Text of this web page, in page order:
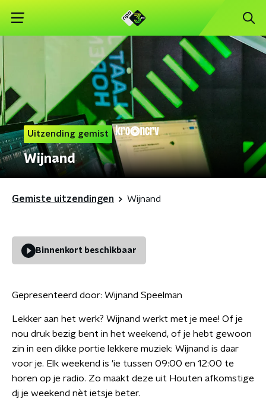
Uitzending gemist
Wijnand
Gemiste uitzendingen Wijnand
Binnenkort beschikbaar
Gepresenteerd door: Wijnand Speelman
Lekker aan het werk? Wijnand werkt met je mee! Of je
nou druk bezig bent in het weekend, of je hebt gewoon
zin in een dikke portie lekkere muziek: Wijnand is daar
voor je. Elk weekend is 'ie tussen 09:00 en 12:00 te
horen op je radio. Zo maakt deze uit Houten afkomstige
dj je weekend nèt ietsje beter.